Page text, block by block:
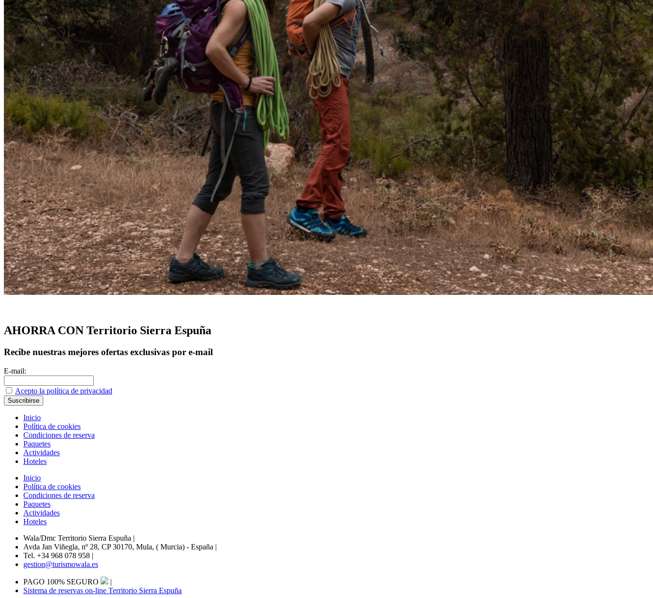
AHORRA CON Territorio Sierra Espuña
Recibe nuestras mejores ofertas exclusivas por e-mail
E-mail:
Acepto la política de privacidad
Inicio
Política de cookies
Condiciones de reserva
Paquetes
Actividades
Hoteles
Inicio
Política de cookies
Condiciones de reserva
Paquetes
Actividades
Hoteles
Wala/Dmc Territorio Sierra Espuña |
Avda Jan Viñegla, nº 28, CP 30170, Mula, ( Murcia) - España |
Tel. +34 968 078 958 |
gestion@turismowala.es
PAGO 100% SEGURO
|
Sistema de reservas on-line Territorio Sierra Espuña